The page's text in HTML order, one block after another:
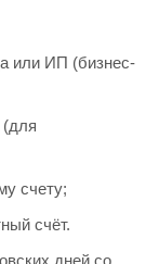
или ИП (бизнес-
(для
счету;
счёт.